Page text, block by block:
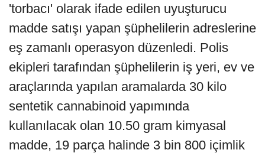
'torbacı' olarak ifade edilen uyuşturucu
madde satışı yapan şüphelilerin adreslerine
eş zamanlı operasyon düzenledi. Polis
ekipleri tarafından şüphelilerin iş yeri, ev ve
araçlarında yapılan aramalarda 30 kilo
sentetik cannabinoid yapımında
kullanılacak olan 10.50 gram kimyasal
madde, 19 parça halinde 3 bin 800 içimlik